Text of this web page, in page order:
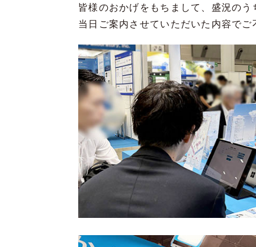
皆様のおかげをもちまして、盛況の
当日ご案内させていただいた内容で